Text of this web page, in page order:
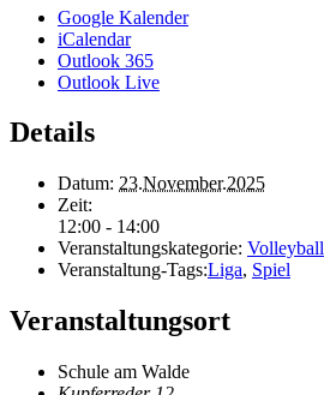
Google Kalender
iCalendar
Outlook 365
Outlook Live
Details
Datum: 23.November.2025
Zeit:
12:00 - 14:00
Veranstaltungskategorie: Volleyball
Veranstaltung-Tags:Liga, Spiel
Veranstaltungsort
Schule am Walde